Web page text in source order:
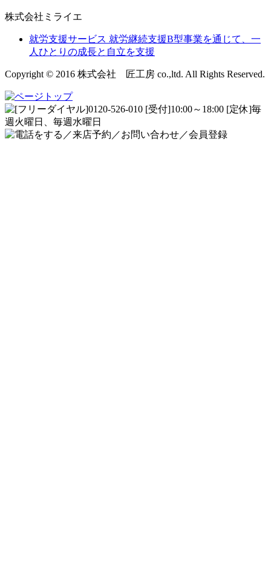
株式会社ミライエ
就労支援サービス 就労継続支援B型事業を通じて、一
人ひとりの成長と自立を支援
Copyright © 2016 株式会社 匠工房 co.,ltd. All Rights Reserved.